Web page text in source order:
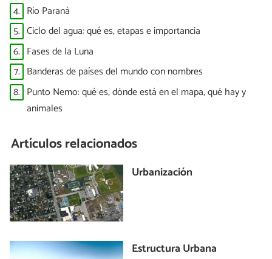
4. Río Paraná
5. Ciclo del agua: qué es, etapas e importancia
6. Fases de la Luna
7. Banderas de países del mundo con nombres
8. Punto Nemo: qué es, dónde está en el mapa, qué hay y
animales
Artículos relacionados
Urbanización
Estructura Urbana